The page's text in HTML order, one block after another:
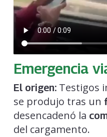
Emergencia
El origen:Testigos
se produjo tras un
desencadenó la
del cargamento.